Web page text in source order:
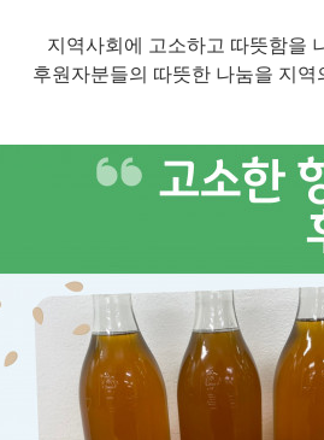
지역사회에 고소하고 따뜻함을
후원자분들의 따뜻한 나눔을 지